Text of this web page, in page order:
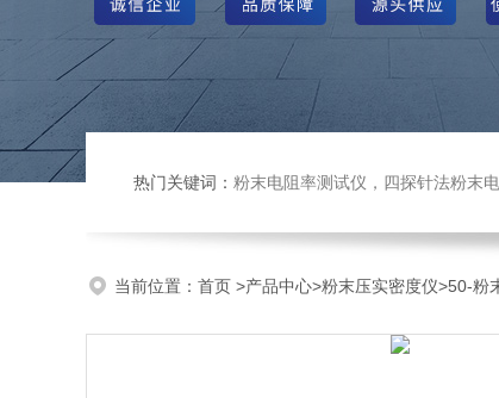
热门关键词： 粉末电阻率测试仪，四探针法粉末电阻率仪，压实密度仪，炭
当前位置： 首页 >产品中心>粉末压实密度仪>50-粉